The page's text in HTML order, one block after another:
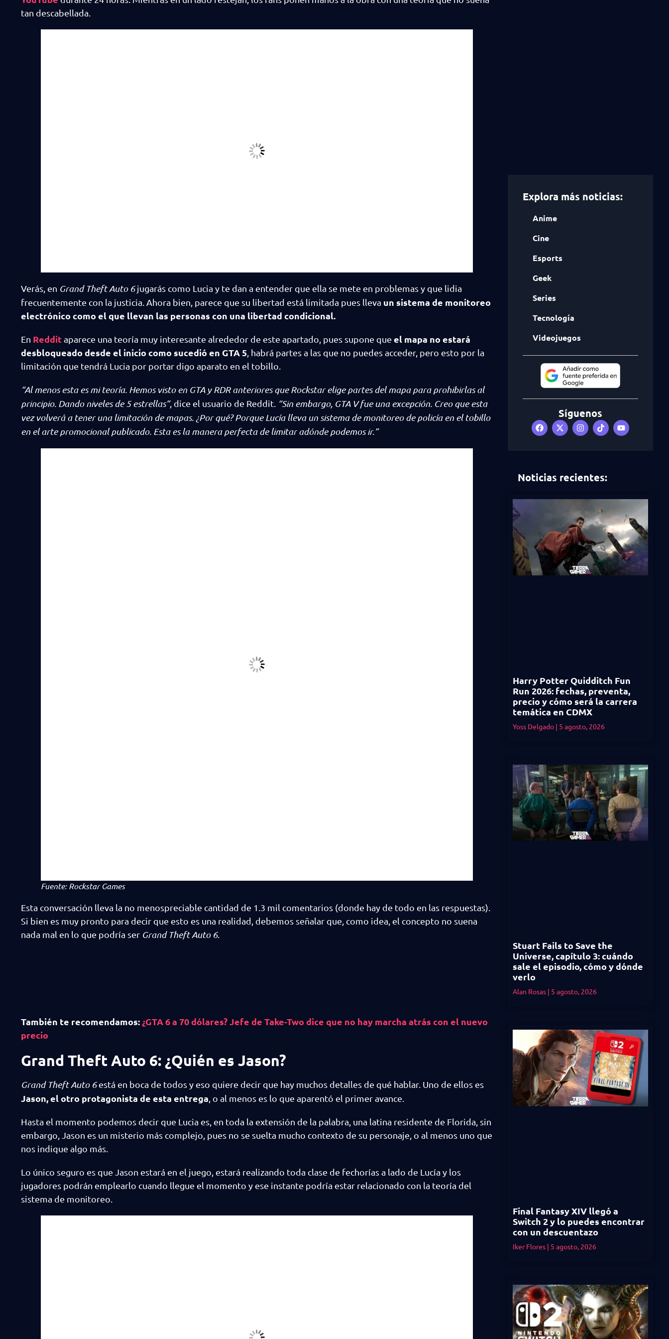
tan descabellada.
Verás, en Grand Theft Auto 6jugarás como Lucia y te dan a entender que ella se mete en problemas y que lidia
frecuentemente con la justicia. Ahora bien, parece que su libertad está limitada pues lleva un sistema de monitoreo
electrónico como el que llevan las personas con una libertad condicional.
En Redditaparece una teoría muy interesante alrededor de este apartado, pues supone que el mapa no estará
desbloqueado desde el inicio como sucedió en GTA 5, habrá partes a las que no puedes acceder, pero esto por la
limitación que tendrá Lucia por portar digo aparato en el tobillo.
“Al menos esta es mi teoría. Hemos visto en GTA y RDR anteriores que Rockstar elige partes del mapa para prohibirlas al
principio. Dando niveles de 5 estrellas”, dice el usuario de Reddit. “Sin embargo, GTA V fue una excepción. Creo que esta
vez volverá a tener una limitación de mapas. ¿Por qué? Porque Lucía lleva un sistema de monitoreo de policía en el tobillo
en el arte promocional publicado. Esta es la manera perfecta de limitar adónde podemos ir.”
Fuente: Rockstar Games
Esta conversación lleva la no menospreciable cantidad de 1.3 mil comentarios (donde hay de todo en las respuestas).
Si bien es muy pronto para decir que esto es una realidad, debemos señalar que, como idea, el concepto no suena
nada mal en lo que podría ser Grand Theft Auto 6.
También te recomendamos: ¿GTA 6 a 70 dólares? Jefe de Take-Two dice que no hay marcha atrás con el nuevo
precio
Grand Theft Auto 6: ¿Quién es Jason?
Grand Theft Auto 6está en boca de todos y eso quiere decir que hay muchos detalles de qué hablar. Uno de ellos es
Jason, el otro protagonista de esta entrega, o al menos es lo que aparentó el primer avance.
Hasta el momento podemos decir que Lucia es, en toda la extensión de la palabra, una latina residente de Florida, sin
embargo, Jason es un misterio más complejo, pues no se suelta mucho contexto de su personaje, o al menos uno que
nos indique algo más.
Lo único seguro es que Jason estará en el juego, estará realizando toda clase de fechorías a lado de Lucía y los
jugadores podrán emplearlo cuando llegue el momento y ese instante podría estar relacionado con la teoría del
sistema de monitoreo.
Explora más noticias:
Anime
Cine
Esports
Geek
Series
Tecnología
Videojuegos
Síguenos
Noticias recientes:
Harry Potter Quidditch Fun
Run 2026: fechas, preventa,
precio y cómo será la carrera
temática en CDMX
Yoss Delgado 5 agosto, 2026
Stuart Fails to Save the
Universe, capítulo 3: cuándo
sale el episodio, cómo y dónde
verlo
Alan Rosas 5 agosto, 2026
Final Fantasy XIV llegó a
Switch 2 y lo puedes encontrar
con un descuentazo
Iker Flores 5 agosto, 2026